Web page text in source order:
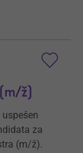
ž)
za
(m/ž).